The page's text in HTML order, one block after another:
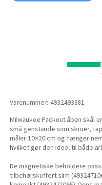
Varenummer: 4932493381
Milwaukee Packout åben skål
små genstande som skruer,
måler 10×20 cm og hænger
hvilket gør den ideel til både
De magnetiske beholdere
tilbehørskuffert slim